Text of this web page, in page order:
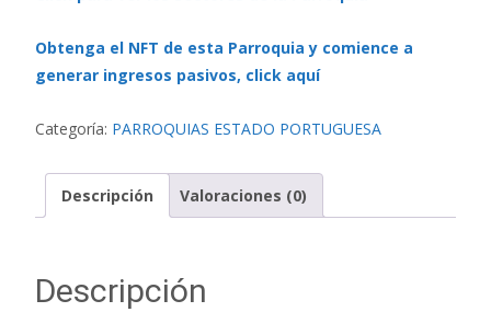
Obtenga el NFT de esta Parroquia y comience a
generar ingresos pasivos, click aquí
Categoría: PARROQUIAS ESTADO PORTUGUESA
Descripción Valoraciones (0)
Descripción